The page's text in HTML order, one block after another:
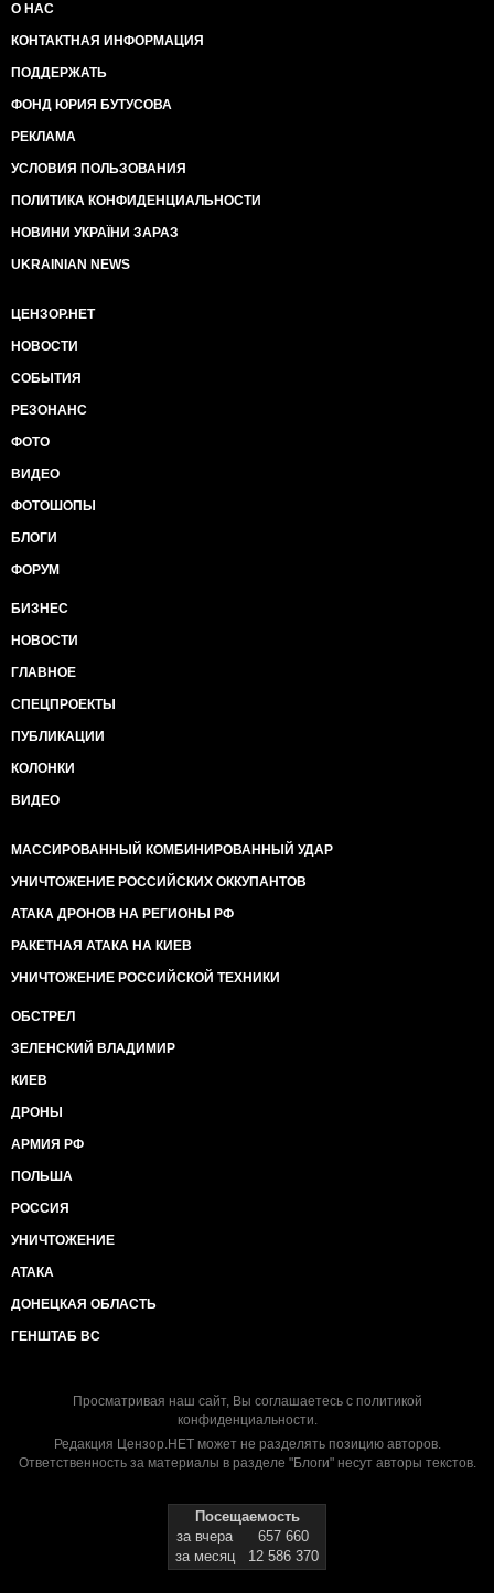
О НАС
КОНТАКТНАЯ ИНФОРМАЦИЯ
ПОДДЕРЖАТЬ
ФОНД ЮРИЯ БУТУСОВА
РЕКЛАМА
УСЛОВИЯ ПОЛЬЗОВАНИЯ
ПОЛИТИКА КОНФИДЕНЦИАЛЬНОСТИ
НОВИНИ УКРАЇНИ ЗАРАЗ
UKRAINIAN NEWS
ЦЕНЗОР.НЕТ
НОВОСТИ
СОБЫТИЯ
РЕЗОНАНС
ФОТО
ВИДЕО
ФОТОШОПЫ
БЛОГИ
ФОРУМ
БИЗНЕС
НОВОСТИ
ГЛАВНОЕ
СПЕЦПРОЕКТЫ
ПУБЛИКАЦИИ
КОЛОНКИ
ВИДЕО
МАССИРОВАННЫЙ КОМБИНИРОВАННЫЙ УДАР
УНИЧТОЖЕНИЕ РОССИЙСКИХ ОККУПАНТОВ
АТАКА ДРОНОВ НА РЕГИОНЫ РФ
РАКЕТНАЯ АТАКА НА КИЕВ
УНИЧТОЖЕНИЕ РОССИЙСКОЙ ТЕХНИКИ
ОБСТРЕЛ
ЗЕЛЕНСКИЙ ВЛАДИМИР
КИЕВ
ДРОНЫ
АРМИЯ РФ
ПОЛЬША
РОССИЯ
УНИЧТОЖЕНИЕ
АТАКА
ДОНЕЦКАЯ ОБЛАСТЬ
ГЕНШТАБ ВС
Просматривая наш сайт, Вы соглашаетесь с политикой
конфиденциальности.
Редакция Цензор.НЕТ может не разделять позицию авторов.
Ответственность за материалы в разделе "Блоги" несут авторы текстов.
Посещаемость
за вчера
657 660
за месяц
12 586 370